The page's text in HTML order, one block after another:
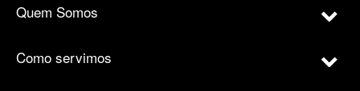
Quem Somos
Como servimos